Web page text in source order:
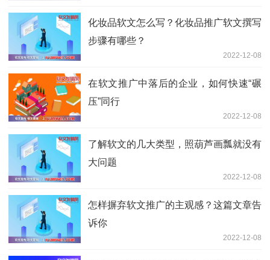
化妆品软文怎么写？化妆品推广软文撰写
步骤有哪些？
2022-12-08
在软文推广中落后的企业，如何快速“碾
压”同行
2022-12-08
了解软文的几大类型，照葫芦画瓢就没有
大问题
2022-12-08
怎样摒弃软文推广的主观感？这篇文章告
诉你
2022-12-08